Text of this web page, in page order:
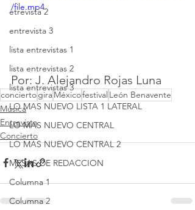
etrevista 2
entrevista 3
lista entrevistas 1
lista entrevistas 2
lista entrevistas 3
LO MAS NUEVO LISTA 1 LATERAL
LO MAS NUEVO CENTRAL
LO MAS NUEVO CENTRAL 2
MESAS DE REDACCION
Columna 1
Columna 2
/file.mp4
Por: J. Alejandro Rojas Luna
conciertogiraMéxicofestival León Benavente
Música
Entrevista
Concierto